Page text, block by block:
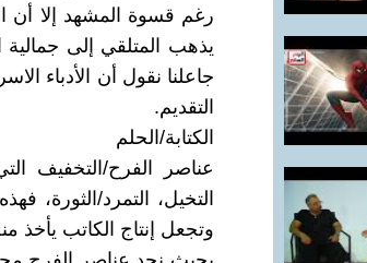
رغم قسوة المشهد إلا أن
يذهب المتلقي إلى جمالية
جاعلنا نقول أن الأدباء
التقديم.
الكتابة/الحلم
عناصر الفرح/التخفيف
التخيل، التمرد/الثورة،
وتجعل إنتاج الكاتب يأخذ